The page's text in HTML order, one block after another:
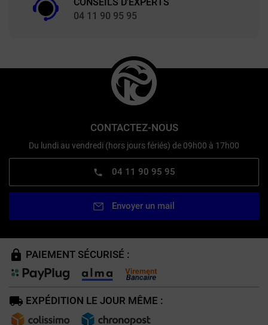
04 11 90 95 95
CONTACTEZ-NOUS
Du lundi au vendredi (hors jours fériés) de 09h00 à 17h00
04 11 90 95 95
Envoyer un mail
PAIEMENT SÉCURISÉ :
EXPÉDITION LE JOUR MÊME :